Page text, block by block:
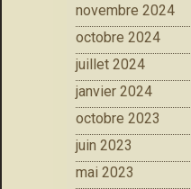
novembre 2024
octobre 2024
juillet 2024
janvier 2024
octobre 2023
juin 2023
mai 2023